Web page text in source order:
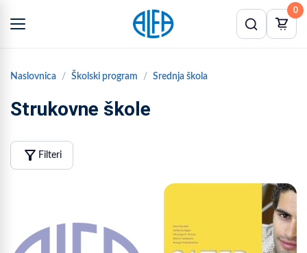
0
Naslovnica Školski program Srednja škola
Strukovne škole
filter_alt Filteri